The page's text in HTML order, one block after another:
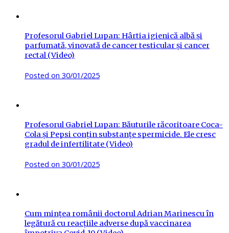
Profesorul Gabriel Lupan: Hârtia igienică albă și
parfumată, vinovată de cancer testicular și cancer
rectal (Video)
Posted on 30/01/2025
Profesorul Gabriel Lupan: Băuturile răcoritoare Coca-
Cola și Pepsi conțin substanțe spermicide. Ele cresc
gradul de infertilitate (Video)
Posted on 30/01/2025
Cum mințea românii doctorul Adrian Marinescu în
legătură cu reacțiile adverse după vaccinarea